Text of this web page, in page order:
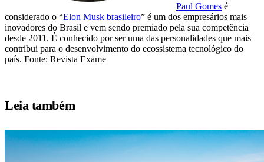
Paul Gomes é
considerado o “Elon Musk brasileiro” é um dos empresários mais
inovadores do Brasil e vem sendo premiado pela sua competência
desde 2011. É conhecido por ser uma das personalidades que mais
contribui para o desenvolvimento do ecossistema tecnológico do
país. Fonte: Revista Exame
Leia também